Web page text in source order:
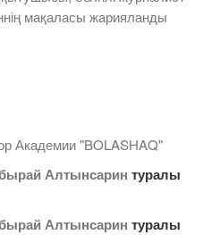
мақаласы жарияланды
Академии "BOLASHAQ"
Алтынсарин туралы
Алтынсарин туралы